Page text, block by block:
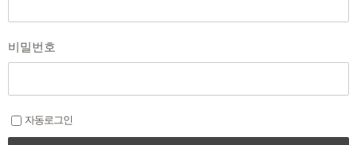
비밀번호
자동로그인